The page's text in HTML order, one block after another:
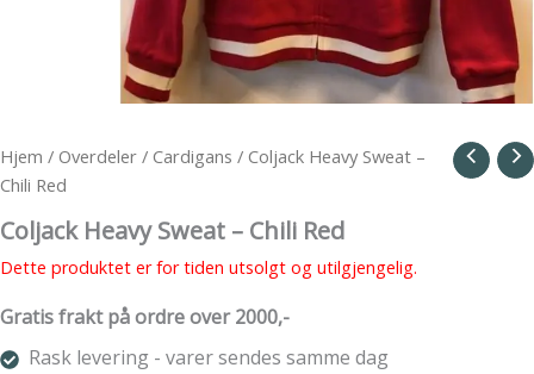
Hjem / Overdeler / Cardigans / Coljack Heavy Sweat –
Chili Red
Coljack Heavy Sweat – Chili Red
Dette produktet er for tiden utsolgt og utilgjengelig.
Gratis frakt på ordre over 2000,-
Rask levering - varer sendes samme dag